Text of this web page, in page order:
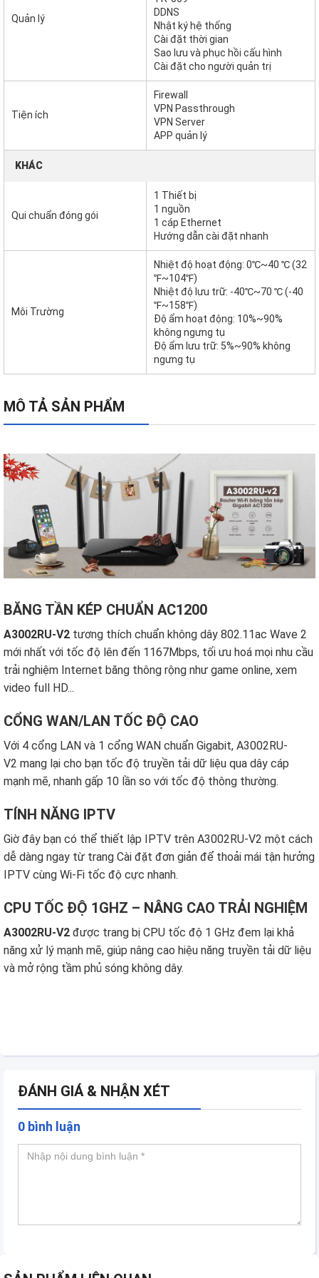
Quản lý
DDNS
Nhật ký hệ thống
Cài đặt thời gian
Sao lưu và phục hồi cấu hình
Cài đặt cho người quản trị
Tiện ích
Firewall
VPN Passthrough
VPN Server
APP quản lý
KHÁC
Qui chuẩn đóng gói
1 Thiết bị
1 nguồn
1 cáp Ethernet
Hướng dẫn cài đặt nhanh
Môi Trường
Nhiệt độ hoạt động: 0℃~40 ℃ (32
℉~104℉)
Nhiệt độ lưu trữ: -40℃~70 ℃ (-40
℉~158℉)
Độ ẩm hoạt động: 10%~90%
không ngưng tụ
Độ ẩm lưu trữ: 5%~90% không
ngưng tụ
MÔ TẢ SẢN PHẨM
BĂNG TẦN KÉP CHUẨN AC1200
A3002RU-V2 tương thích chuẩn không dây 802.11ac Wave 2
mới nhất với tốc độ lên đến 1167Mbps, tối ưu hoá mọi nhu cầu
trải nghiệm Internet băng thông rộng như game online, xem
video full HD...
CỔNG WAN/LAN TỐC ĐỘ CAO
Với 4 cổng LAN và 1 cổng WAN chuẩn Gigabit, A3002RU-
V2 mang lại cho bạn tốc độ truyền tải dữ liệu qua dây cáp
mạnh mẽ, nhanh gấp 10 lần so với tốc độ thông thường.
TÍNH NĂNG IPTV
Giờ đây bạn có thể thiết lập IPTV trên A3002RU-V2 một cách
dễ dàng ngay từ trang Cài đặt đơn giản để thoải mái tận hưởng
IPTV cùng Wi-Fi tốc độ cực nhanh.
CPU TỐC ĐỘ 1GHZ – NÂNG CAO TRẢI NGHIỆM
A3002RU-V2 được trang bị CPU tốc độ 1 GHz đem lại khả
năng xử lý mạnh mẽ, giúp nâng cao hiệu năng truyền tải dữ liệu
và mở rộng tầm phủ sóng không dây.
ĐÁNH GIÁ & NHẬN XÉT
0 bình luận